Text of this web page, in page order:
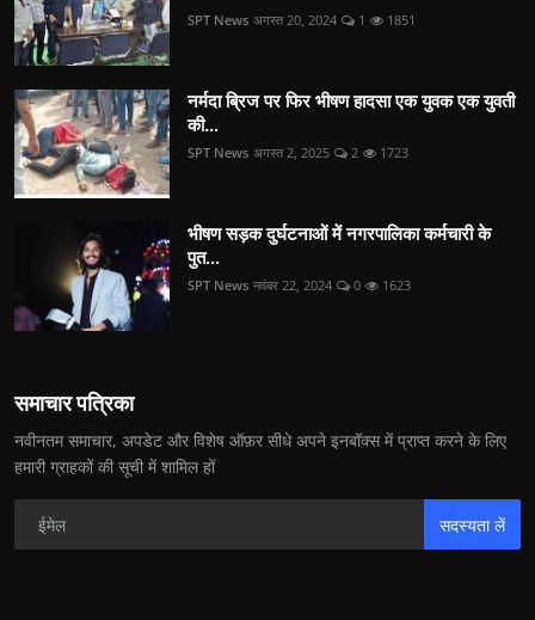
SPT News अगस्त 20, 2024 1 1851
नर्मदा ब्रिज पर फिर भीषण हादसा एक युवक एक युवती
की...
SPT News अगस्त 2, 2025 2 1723
भीषण सड़क दुर्घटनाओं में नगरपालिका कर्मचारी के
पुत...
SPT News नवंबर 22, 2024 0 1623
समाचार पत्रिका
नवीनतम समाचार, अपडेट और विशेष ऑफ़र सीधे अपने इनबॉक्स में प्राप्त करने के लिए
हमारी ग्राहकों की सूची में शामिल हों
सदस्यता लें